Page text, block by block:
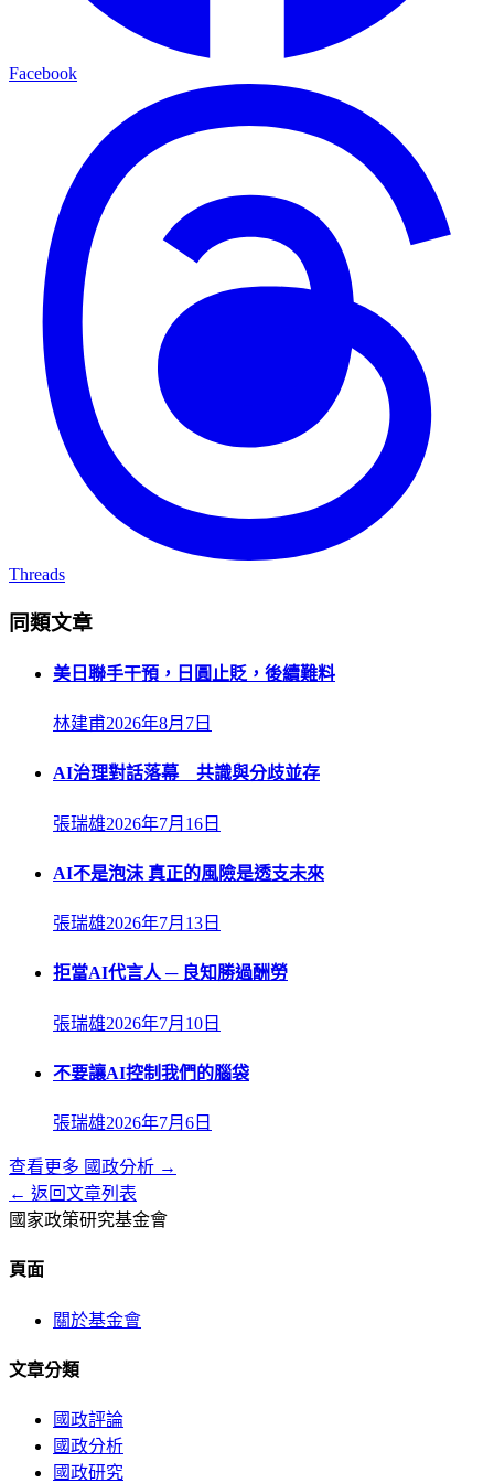
Facebook
Threads
同類文章
美日聯手干預，日圓止貶，後續難料
林建甫2026年8月7日
AI治理對話落幕 共識與分歧並存
張瑞雄2026年7月16日
AI不是泡沫 真正的風險是透支未來
張瑞雄2026年7月13日
拒當AI代言人 ─ 良知勝過酬勞
張瑞雄2026年7月10日
不要讓AI控制我們的腦袋
張瑞雄2026年7月6日
查看更多 國政分析 →
← 返回文章列表
國家政策研究基金會
頁面
關於基金會
文章分類
國政評論
國政分析
國政研究